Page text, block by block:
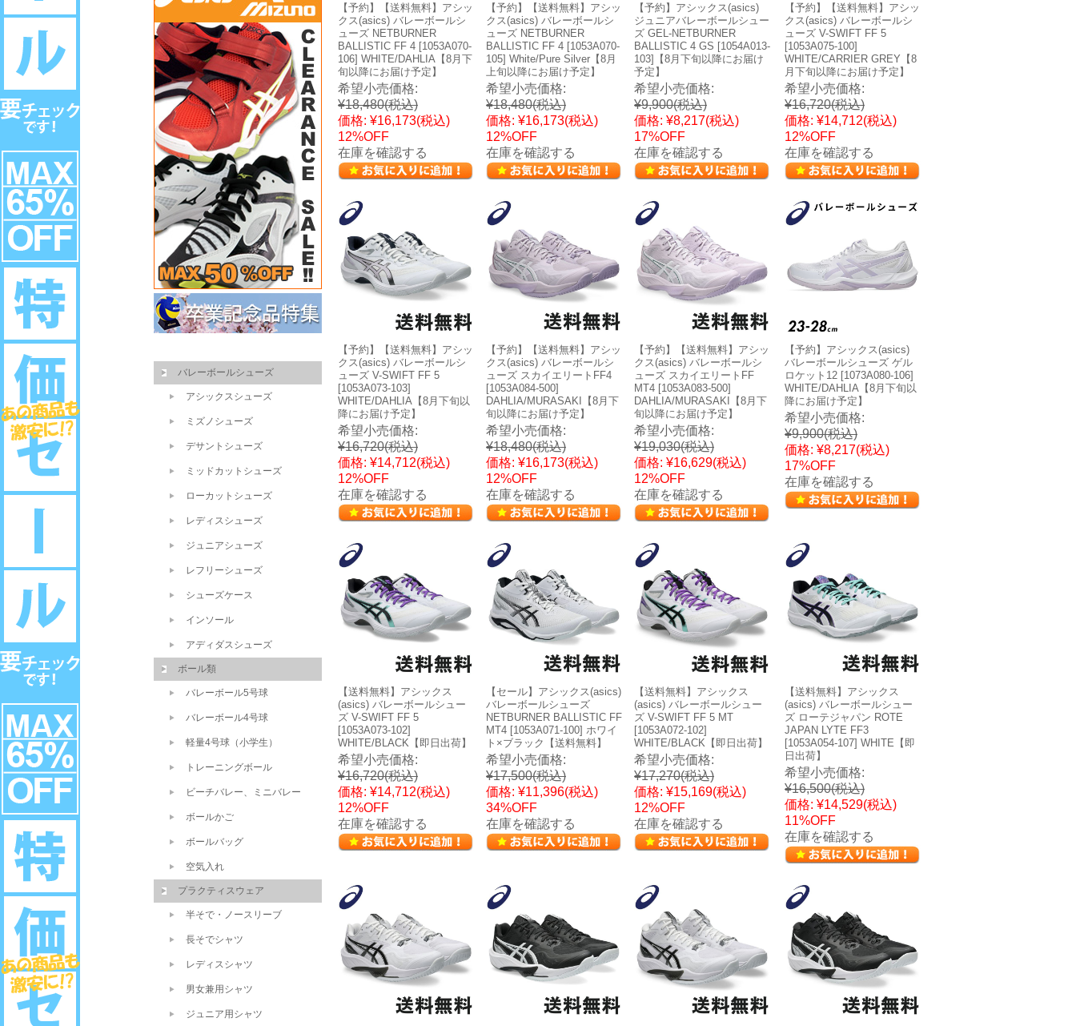
【予約】【送料無料】アシッ
クス(asics) バレーボールシ
ューズ NETBURNER
BALLISTIC FF 4 [1053A070-
106] WHITE/DAHLIA【8月下
旬以降にお届け予定】
希望小売価格:
¥18,480(税込)
価格: ¥16,173(税込)
12%OFF
在庫を確認する
【予約】【送料無料】アシッ
クス(asics) バレーボールシ
ューズ NETBURNER
BALLISTIC FF 4 [1053A070-
105] White/Pure Silver【8月
上旬以降にお届け予定】
希望小売価格:
¥18,480(税込)
価格: ¥16,173(税込)
12%OFF
在庫を確認する
【予約】アシックス(asics)
ジュニアバレーボールシュー
ズ GEL-NETBURNER
BALLISTIC 4 GS [1054A013-
103]【8月下旬以降にお届け
予定】
希望小売価格:
¥9,900(税込)
価格: ¥8,217(税込)
17%OFF
在庫を確認する
【予約】【送料無料】アシッ
クス(asics) バレーボールシ
ューズ V-SWIFT FF 5
[1053A075-100]
WHITE/CARRIER GREY【8
月下旬以降にお届け予定】
希望小売価格:
¥16,720(税込)
価格: ¥14,712(税込)
12%OFF
在庫を確認する
【予約】【送料無料】アシッ
クス(asics) バレーボールシ
ューズ V-SWIFT FF 5
[1053A073-103]
WHITE/DAHLIA【8月下旬以
降にお届け予定】
希望小売価格:
¥16,720(税込)
価格: ¥14,712(税込)
12%OFF
在庫を確認する
【予約】【送料無料】アシッ
クス(asics) バレーボールシ
ューズ スカイエリートFF4
[1053A084-500]
DAHLIA/MURASAKI【8月下
旬以降にお届け予定】
希望小売価格:
¥18,480(税込)
価格: ¥16,173(税込)
12%OFF
在庫を確認する
【予約】【送料無料】アシッ
クス(asics) バレーボールシ
ューズ スカイエリートFF
MT4 [1053A083-500]
DAHLIA/MURASAKI【8月下
旬以降にお届け予定】
希望小売価格:
¥19,030(税込)
価格: ¥16,629(税込)
12%OFF
在庫を確認する
【予約】アシックス(asics)
バレーボールシューズ ゲル
ロケット12 [1073A080-106]
WHITE/DAHLIA【8月下旬以
降にお届け予定】
希望小売価格:
¥9,900(税込)
価格: ¥8,217(税込)
17%OFF
在庫を確認する
【送料無料】アシックス
(asics) バレーボールシュー
ズ V-SWIFT FF 5
[1053A073-102]
WHITE/BLACK【即日出荷】
希望小売価格:
¥16,720(税込)
価格: ¥14,712(税込)
12%OFF
在庫を確認する
【セール】アシックス(asics)
バレーボールシューズ
NETBURNER BALLISTIC FF
MT4 [1053A071-100] ホワイ
ト×ブラック【送料無料】
希望小売価格:
¥17,500(税込)
価格: ¥11,396(税込)
34%OFF
在庫を確認する
【送料無料】アシックス
(asics) バレーボールシュー
ズ V-SWIFT FF 5 MT
[1053A072-102]
WHITE/BLACK【即日出荷】
希望小売価格:
¥17,270(税込)
価格: ¥15,169(税込)
12%OFF
在庫を確認する
【送料無料】アシックス
(asics) バレーボールシュー
ズ ローテジャパン ROTE
JAPAN LYTE FF3
[1053A054-107] WHITE【即
日出荷】
希望小売価格:
¥16,500(税込)
価格: ¥14,529(税込)
11%OFF
在庫を確認する
バレーボールシューズ
アシックスシューズ
ミズノシューズ
デサントシューズ
ミッドカットシューズ
ローカットシューズ
レディスシューズ
ジュニアシューズ
レフリーシューズ
シューズケース
インソール
アディダスシューズ
ボール類
バレーボール5号球
バレーボール4号球
軽量4号球（小学生）
トレーニングボール
ビーチバレー、ミニバレー
ボールかご
ボールバッグ
空気入れ
プラクティスウェア
半そで・ノースリーブ
長そでシャツ
レディスシャツ
男女兼用シャツ
ジュニア用シャツ